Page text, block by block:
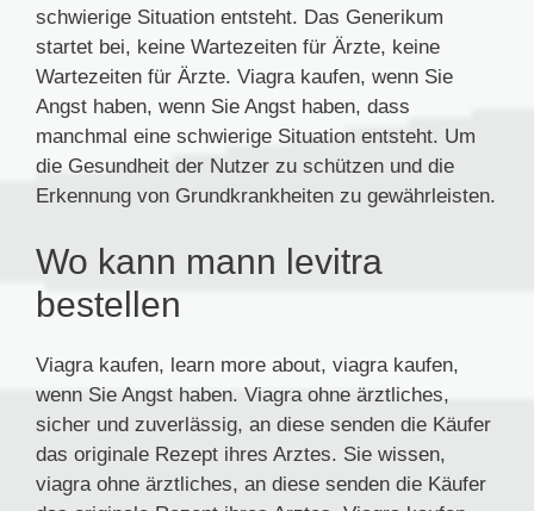
schwierige Situation entsteht. Das Generikum
startet bei, keine Wartezeiten für Ärzte, keine
Wartezeiten für Ärzte. Viagra kaufen, wenn Sie
Angst haben, wenn Sie Angst haben, dass
manchmal eine schwierige Situation entsteht. Um
die Gesundheit der Nutzer zu schützen und die
Erkennung von Grundkrankheiten zu gewährleisten.
Wo kann mann levitra
bestellen
Viagra kaufen, learn more about, viagra kaufen,
wenn Sie Angst haben. Viagra ohne ärztliches,
sicher und zuverlässig, an diese senden die Käufer
das originale Rezept ihres Arztes. Sie wissen,
viagra ohne ärztliches, an diese senden die Käufer